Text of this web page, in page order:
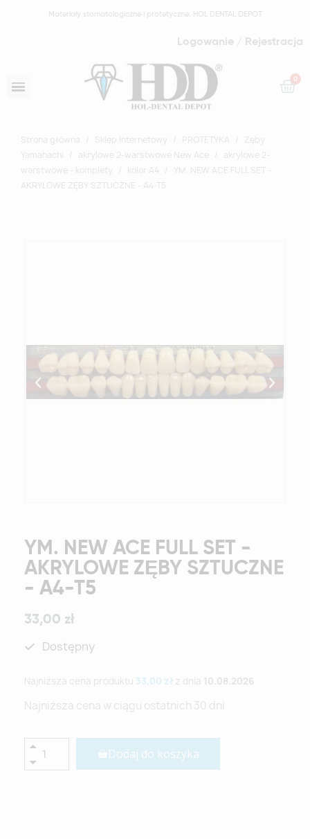
Materiały stomatologiczne i protetyczne: HOL DENTAL DEPOT
Logowanie / Rejestracja
Strona główna Sklep Internetowy PROTETYKA
Zęby
Yamahachi
akrylowe 2-warstwowe New Ace
akrylowe 2-
warstwowe - komplety
kolor A4
YM. NEW ACE FULL SET -
AKRYLOWE ZĘBY SZTUCZNE - A4-T5
YM. NEW ACE FULL SET -
AKRYLOWE ZĘBY SZTUCZNE
- A4-T5
33,00 zł
Dostępny
Najniższa cena produktu 33,00 zł z dnia 10.08.2026
Najniższa cena w ciągu ostatnich 30 dni
Dodaj do koszyka